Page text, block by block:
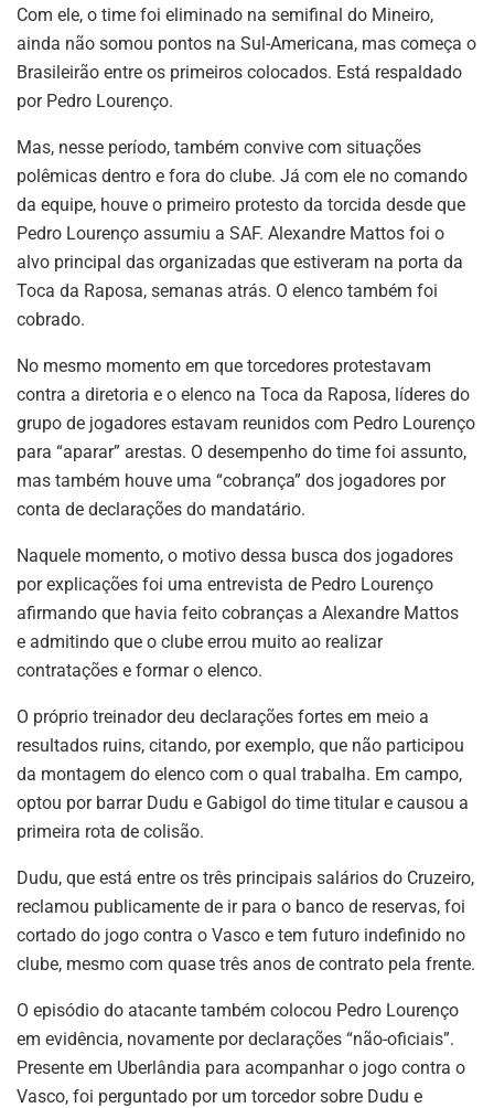
Com ele, o time foi eliminado na semifinal do Mineiro,
ainda não somou pontos na Sul-Americana, mas começa o
Brasileirão entre os primeiros colocados. Está respaldado
por Pedro Lourenço.
Mas, nesse período, também convive com situações
polêmicas dentro e fora do clube. Já com ele no comando
da equipe, houve o primeiro protesto da torcida desde que
Pedro Lourenço assumiu a SAF. Alexandre Mattos foi o
alvo principal das organizadas que estiveram na porta da
Toca da Raposa, semanas atrás. O elenco também foi
cobrado.
No mesmo momento em que torcedores protestavam
contra a diretoria e o elenco na Toca da Raposa, líderes do
grupo de jogadores estavam reunidos com Pedro Lourenço
para “aparar” arestas. O desempenho do time foi assunto,
mas também houve uma “cobrança” dos jogadores por
conta de declarações do mandatário.
Naquele momento, o motivo dessa busca dos jogadores
por explicações foi uma entrevista de Pedro Lourenço
afirmando que havia feito cobranças a Alexandre Mattos
e admitindo que o clube errou muito ao realizar
contratações e formar o elenco.
O próprio treinador deu declarações fortes em meio a
resultados ruins, citando, por exemplo, que não participou
da montagem do elenco com o qual trabalha. Em campo,
optou por barrar Dudu e Gabigol do time titular e causou a
primeira rota de colisão.
Dudu, que está entre os três principais salários do Cruzeiro,
reclamou publicamente de ir para o banco de reservas, foi
cortado do jogo contra o Vasco e tem futuro indefinido no
clube, mesmo com quase três anos de contrato pela frente.
O episódio do atacante também colocou Pedro Lourenço
em evidência, novamente por declarações “não-oficiais”.
Presente em Uberlândia para acompanhar o jogo contra o
Vasco, foi perguntado por um torcedor sobre Dudu e